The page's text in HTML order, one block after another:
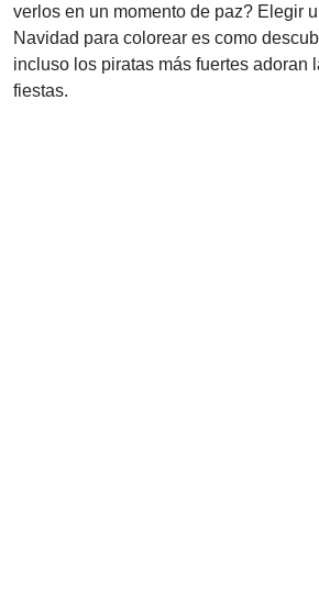
verlos en un momento de paz? Elegir
Navidad para colorear es como
incluso los piratas más fuertes adoran
fiestas.